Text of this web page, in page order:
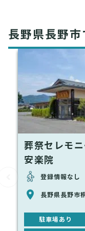
長野県長野
葬祭セレモ
安楽院
登録情報なし
長野県長野市
駐車場あり